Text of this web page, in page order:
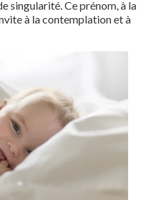
singularité. Ce prénom, à la
à la contemplation et à